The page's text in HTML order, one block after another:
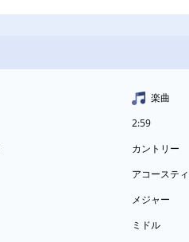
楽曲
2:59
カントリー
アコーステ
メジャー
ミドル